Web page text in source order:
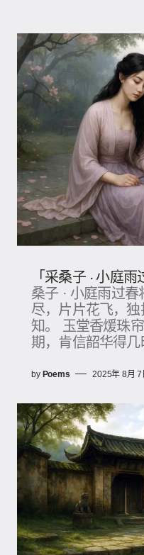
「采桑子 · 小庭
桑子 · 小庭雨过
尽，片片花飞，
知。 玉堂香煖珠
期，肯信韶华得几
by Poems 2025年 8月 7